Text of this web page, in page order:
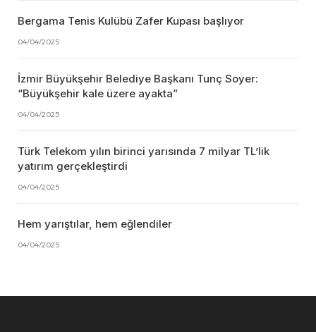
Bergama Tenis Kulübü Zafer Kupası başlıyor
04/04/2025
İzmir Büyükşehir Belediye Başkanı Tunç Soyer:
“Büyükşehir kale üzere ayakta”
04/04/2025
Türk Telekom yılın birinci yarısında 7 milyar TL’lik
yatırım gerçekleştirdi
04/04/2025
Hem yarıştılar, hem eğlendiler
04/04/2025